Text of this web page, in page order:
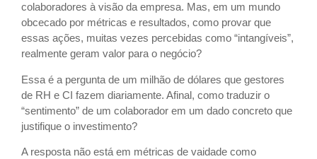
colaboradores à visão da empresa. Mas, em um mundo
obcecado por métricas e resultados, como provar que
essas ações, muitas vezes percebidas como “intangíveis”,
realmente geram valor para o negócio?
Essa é a pergunta de um milhão de dólares que gestores
de RH e CI fazem diariamente. Afinal, como traduzir o
“sentimento” de um colaborador em um dado concreto que
justifique o investimento?
A resposta não está em métricas de vaidade como